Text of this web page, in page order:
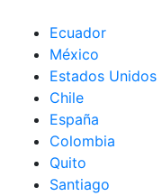
Ecuador
México
Estados Unidos
Chile
España
Colombia
Quito
Santiago